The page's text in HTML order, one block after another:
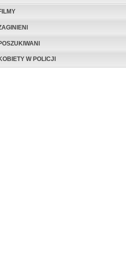
W POLICJI